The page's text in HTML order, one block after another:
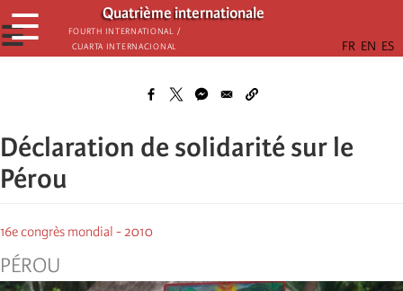
Skip
to
main
Quatrième internationale
Fourth International /
Cuarta Internacional
☰
☰
Déclaration de solidarité sur le
Pérou
16e congrès mondial - 2010
PÉROU